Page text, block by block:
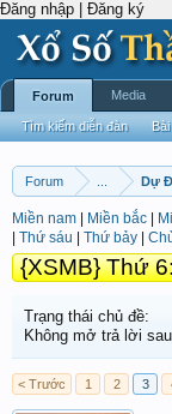
Đăng nhập | Đăng ký
Forum Dự
Miền nam Miền bắc
Thứ sáu Thứ bảy
{XSMB} Thứ
Trạng thái chủ đề:
Không mở trả lời
< Trước 1 2 3
Forum
Tìm kiếm diễn đàn
Media